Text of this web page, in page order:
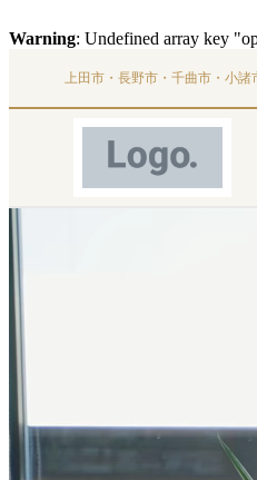
Warning: Undefined array key
上田市・長野市・千曲市・小